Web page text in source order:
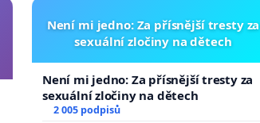
Není mi jedno: Za přísnější tresty za
sexuální zločiny na dětech
Není mi jedno: Za přísnější tresty za
sexuální zločiny na dětech
2 005 podpisů